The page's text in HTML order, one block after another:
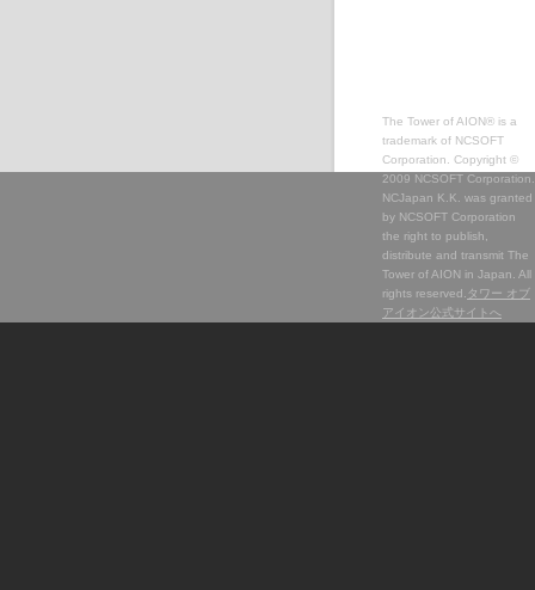
The Tower of AION® is a
trademark of NCSOFT
Corporation. Copyright ©
2009 NCSOFT Corporation.
NCJapan K.K. was granted
by NCSOFT Corporation
the right to publish,
distribute and transmit The
Tower of AION in Japan. All
rights reserved. タワー オブ
アイオン公式サイトへ